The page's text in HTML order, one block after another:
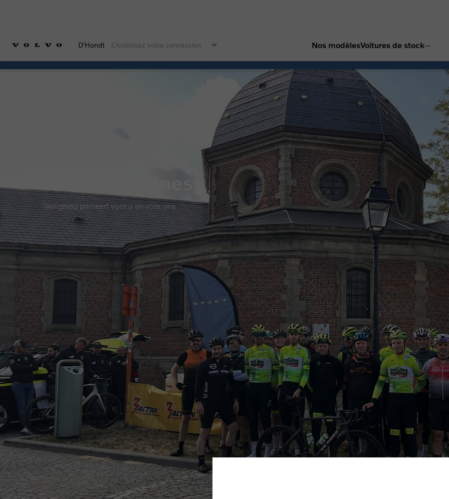
D'Hondt Choisissez votre concession Nos modèlesVoitures de stock
Veiligheid primeert voor u en voor ons
Prefix
Nec volutpat dolor.
Some buttons text
Lorem ipsum dolor sit amet, consectetur adipiscing elit. Pellentesque vulputate magna sed odio
congue aliquam. Mauris nec volutpat dolor, fermentum congue felis. Praesent vulputate nisl odio, sit
amet venenatis mi maximus sit amet. Fusce id varius purus. Vivamus tortor ipsum, ornare sed sem
et, mollis aliquet lorem. Mauris pulvinar ante dapibus orci dictum, sed imperdiet justo fermentum.
Lorem ipsum dolor sit amet, consectetur adipiscing elit. Praesent vitae sem sapien. Quisque vel